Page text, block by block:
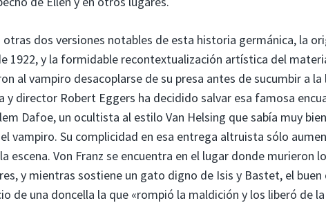
dos versiones notables de esta historia germánica, la
1922, y la formidable recontextualización artística del
al vampiro desacoplarse de su presa antes de sucumbir a
y director Robert Eggers ha decidido salvar esa famosa
Dafoe, un ocultista al estilo Van Helsing que sabía muy
vampiro. Su complicidad en esa entrega altruista sólo
escena. Von Franz se encuentra en el lugar donde murieron
y mientras sostiene un gato digno de Isis y Bastet, el
de una doncella la que «rompió la maldición y los liberó de